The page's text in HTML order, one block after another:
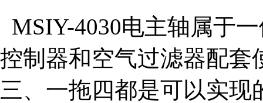
MSIY-4030电主轴属于
控制器和空气过滤器配套
三、一拖四都是可以实现